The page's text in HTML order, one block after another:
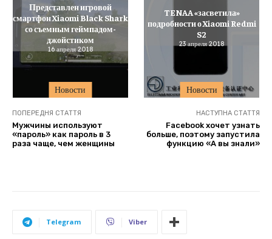
Новости
Представлен игровой
смартфон Xiaomi Black Shark
со съемным геймпадом-
джойстиком
16 апреля 2018
Новости
TENAA «засветила»
подробности о Xiaomi Redmi
S2
23 апреля 2018
ПОПЕРЕДНЯ СТАТТЯ
Мужчины используют
«пароль» как пароль в 3
раза чаще, чем женщины
НАСТУПНА СТАТТЯ
Facebook хочет узнать
больше, поэтому запустила
функцию «А вы знали»
Telegram Viber